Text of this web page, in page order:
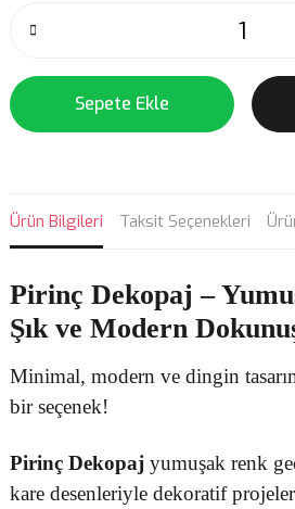
Sepete Ekle
Ürün Bilgileri Taksit Seçenekleri
Pirinç Dekopaj–
Şık ve Modern
Minimal, modern ve dingin
bir seçenek!
Pirinç Dekopaj yumuşak renk
kare desenleriyle dekoratif